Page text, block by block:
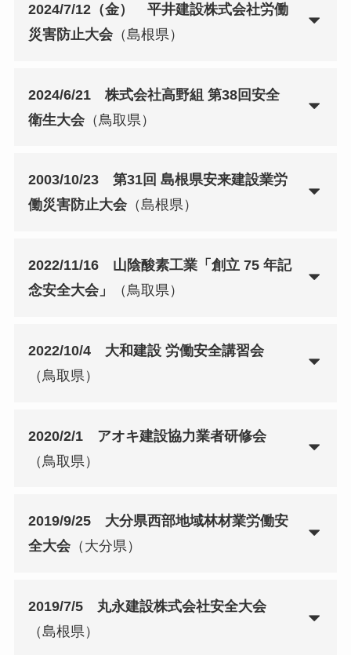
2024/7/12（金） 平井建設株式会社労働
災害防止大会（島根県）
2024/6/21 株式会社高野組 第38回安全
衛生大会（鳥取県）
2003/10/23 第31回 島根県安来建設業労
働災害防止大会（島根県）
2022/11/16 山陰酸素工業「創立 75 年記
念安全大会」
（鳥取県）
2022/10/4 大和建設 労働安全講習会
（鳥取県）
2020/2/1 アオキ建設協力業者研修会
（鳥取県）
2019/9/25 大分県西部地域林材業労働安
全大会（大分県）
2019/7/5 丸永建設株式会社安全大会
（島根県）